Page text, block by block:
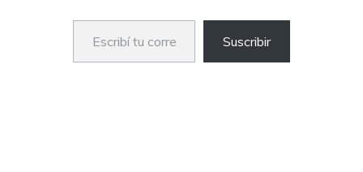
Escribí tu correo electrónico…
Suscribir